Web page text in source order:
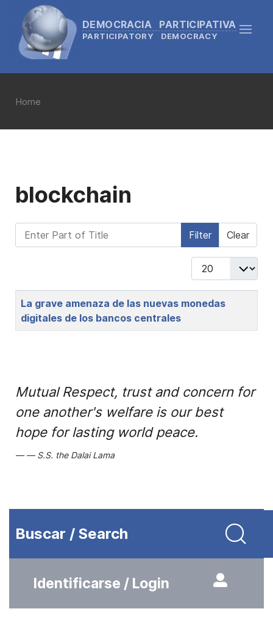
DEMOCRACIA PARTICIPATIVA
PARTICIPATORY DEMOCRACY
Home
blockchain
Enter Part of Title Filter Clear
Display #
Title
La grave amenaza de las nuevas monedas
digitales de los bancos centrales
Mutual Respect, trust and concern for
one another's welfare is our best
hope for lasting world peace.
S.S. the Dalai Lama
Buscar / Search
Identificarse / Login